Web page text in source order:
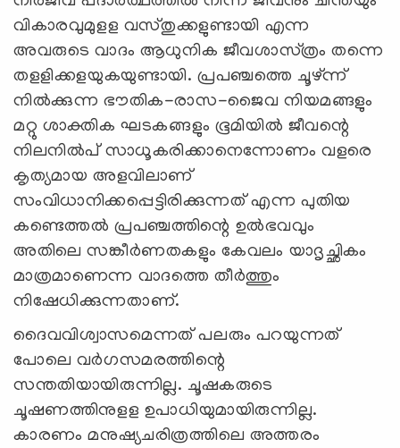
വികാരവുമുളള വസ്‌തുക്കളുണ്ടായി എന്ന
അവരുടെ വാദം ആധുനിക ജീവശാസ്‌ത്രം തന്നെ
തളളിക്കളയുകയുണ്ടായി. പ്രപഞ്ചത്തെ ചൂഴ്‌ന്ന്‌
നില്‍ക്കുന്ന ഭൗതിക-രാസ-ജൈവ നിയമങ്ങളും
മറ്റു ശാക്തിക ഘടകങ്ങളും ഭൂമിയില്‍ ജീവന്റെ
നിലനില്‍പ്‌ സാധൂകരിക്കാനെന്നോണം വളരെ
കൃത്യമായ അളവിലാണ്‌
സംവിധാനിക്കപ്പെട്ടിരിക്കുന്നത്‌ എന്ന പുതിയ
കണ്ടെത്തല്‍ പ്രപഞ്ചത്തിന്റെ ഉല്‍ഭവവും
അതിലെ സങ്കീര്‍ണതകളും കേവലം യാദൃച്ഛികം
മാത്രമാണെന്ന വാദത്തെ തീര്‍ത്തും
നിഷേധിക്കുന്നതാണ്‌.
ദൈവവിശ്വാസമെന്നത്‌ പലരും പറയുന്നത്‌
പോലെ വര്‍ഗസമരത്തിന്റെ
സന്തതിയായിരുന്നില്ല. ചൂഷകരുടെ
ചൂഷണത്തിനുളള ഉപാധിയുമായിരുന്നില്ല.
കാരണം മനുഷ്യചരിത്രത്തിലെ അത്തരം